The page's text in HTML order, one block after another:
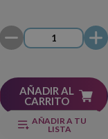
AÑADIR AL
CARRITO
AÑADIR A TU
LISTA